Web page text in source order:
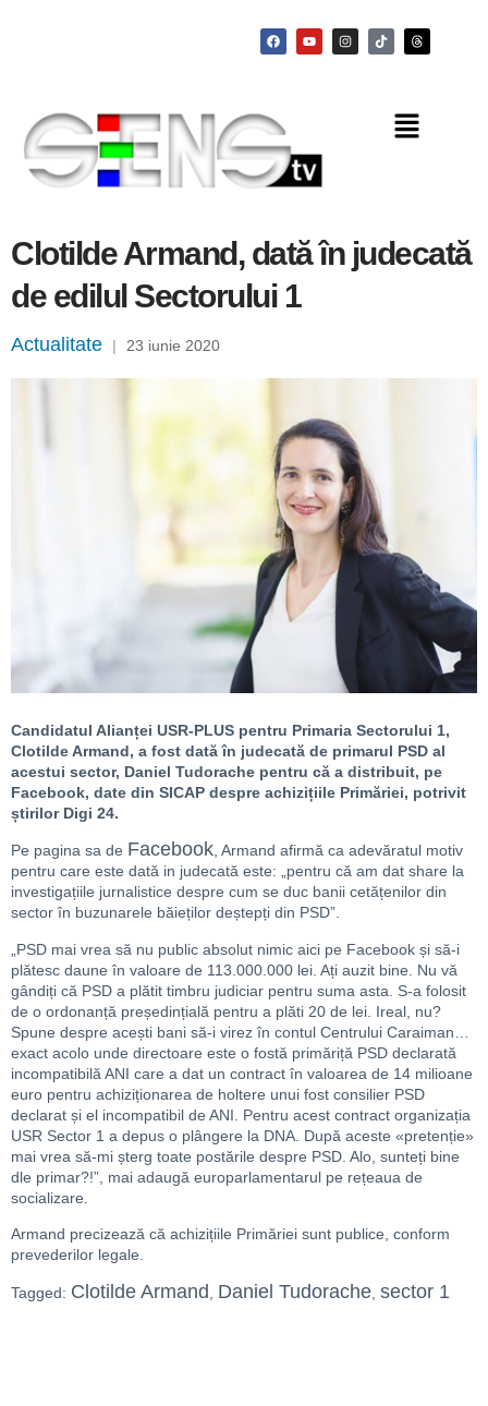
Clotilde Armand, dată în judecată
de edilul Sectorului 1
Actualitate | 23 iunie 2020
Candidatul Alianței USR-PLUS pentru Primaria Sectorului 1,
Clotilde Armand, a fost dată în judecată de primarul PSD al
acestui sector, Daniel Tudorache pentru că a distribuit, pe
Facebook, date din SICAP despre achizițiile Primăriei, potrivit
știrilor Digi 24.
Pe pagina sa de Facebook, Armand afirmă ca adevăratul motiv
pentru care este dată in judecată este: „pentru că am dat share la
investigațiile jurnalistice despre cum se duc banii cetățenilor din
sector în buzunarele băieților deștepți din PSD”.
„PSD mai vrea să nu public absolut nimic aici pe Facebook și să-i
plătesc daune în valoare de 113.000.000 lei. Ați auzit bine. Nu vă
gândiți că PSD a plătit timbru judiciar pentru suma asta. S-a folosit
de o ordonanță președințială pentru a plăti 20 de lei. Ireal, nu?
Spune despre acești bani să-i virez în contul Centrului Caraiman…
exact acolo unde directoare este o fostă primăriță PSD declarată
incompatibilă ANI care a dat un contract în valoarea de 14 milioane
euro pentru achiziționarea de holtere unui fost consilier PSD
declarat și el incompatibil de ANI. Pentru acest contract organizația
USR Sector 1 a depus o plângere la DNA. După aceste «pretenție»
mai vrea să-mi șterg toate postările despre PSD. Alo, sunteți bine
dle primar?!”, mai adaugă europarlamentarul pe rețeaua de
socializare.
Armand precizează că achizițiile Primăriei sunt publice, conform
prevederilor legale.
Tagged: Clotilde Armand Daniel Tudorache sector 1